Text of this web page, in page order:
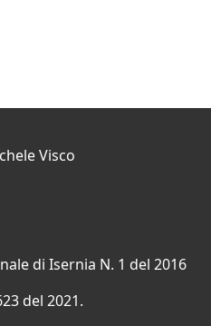
Visco
di Isernia N. 1 del 2016
del 2021.